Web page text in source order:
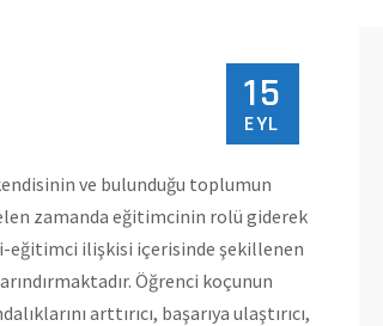
15
EYL
ve bulunduğu toplumun
zamanda eğitimcinin rolü giderek
eğitimci ilişkisi içerisinde şekillenen
Öğrenci koçunun
arttırıcı, başarıya ulaştırıcı,